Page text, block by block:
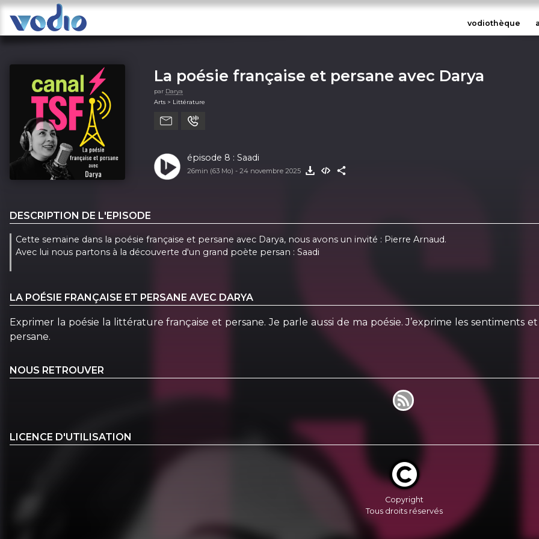
vodiothèque
La poésie française et persane avec Darya
par Darya
Arts > Littérature
épisode 8 : Saadi
26min (63 Mo) - 24 novembre 2025
DESCRIPTION DE L'EPISODE
Cette semaine dans la poésie française et persane avec Darya, nous avons un invité : Pierre Arnaud.
Avec lui nous partons à la découverte d'un grand poète persan : Saadi
LA POÉSIE FRANÇAISE ET PERSANE AVEC DARYA
Exprimer la poésie la littérature française et persane. Je parle aussi de ma poésie. J’exprime les sentiments
persane.
NOUS RETROUVER
LICENCE D'UTILISATION
Copyright
Tous droits réservés